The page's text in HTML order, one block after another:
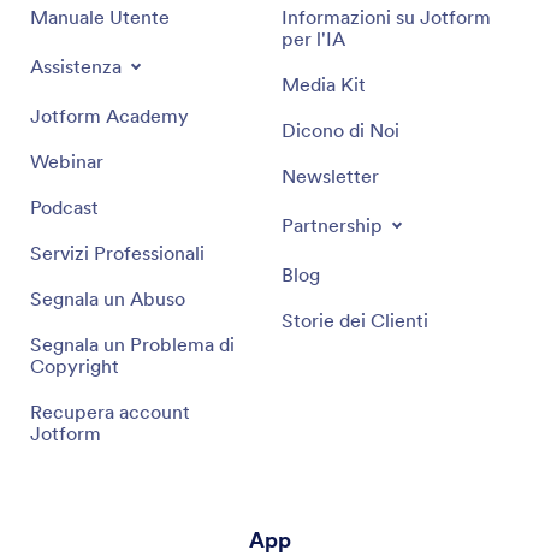
Manuale Utente
Assistenza
Jotform Academy
Webinar
Podcast
Servizi Professionali
Segnala un Abuso
Segnala un Problema di
Copyright
Recupera account
Jotform
Informazioni su Jotform
per l'IA
Media Kit
Dicono di Noi
Newsletter
Partnership
Blog
Storie dei Clienti
App